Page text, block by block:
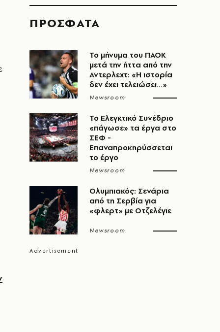
ΠΡΟΣΦΑΤΑ
Το μήνυμα του ΠΑΟΚ
μετά την ήττα από την
Αντερλεχτ: «Η ιστορία
δεν έχει τελειώσει…»
Newsroom
Το Ελεγκτικό Συνέδριο
«πάγωσε» τα έργα στο
ΣΕΦ -
Επαναπροκηρύσσεται
το έργο
Newsroom
Ολυμπιακός: Σενάρια
από τη Σερβία για
«φλερτ» με Οτζελέγιε
Newsroom